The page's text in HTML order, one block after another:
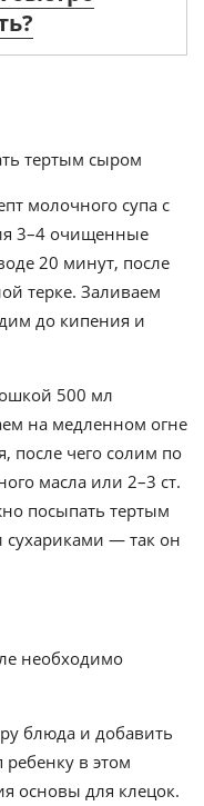
тертым сыром
молочного супа с
3–4 очищенные
20 минут, после
терке. Заливаем
до кипения и
500 мл
на медленном огне
после чего солим по
масла или 2–3 ст.
посыпать тертым
— так он
необходимо
блюда и добавить
в этом
основы для клецок.